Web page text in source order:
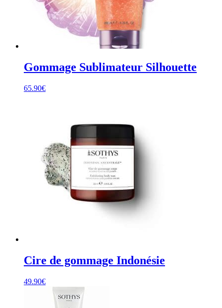
Gommage Sublimateur Silhouette
65.90€
Cire de gommage Indonésie
49.90€